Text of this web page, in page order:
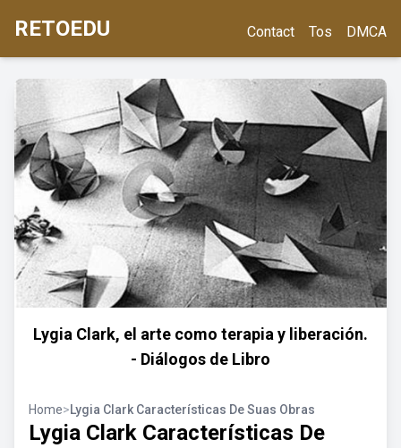
RETOEDU Contact Tos DMCA
Lygia Clark, el arte como terapia y liberación.
- Diálogos de Libro
Home>Lygia Clark Características De Suas Obras
Lygia Clark Características De